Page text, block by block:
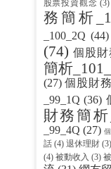
股票投資觀念 (3)
務簡析
_100_2Q (44)
(74) 個股財
簡析
(27) 個股財
_99_1Q (36)
財務簡析
_99_4Q (27)
話 (4) 退休理財 (3)
(4) 被動收入 (3)